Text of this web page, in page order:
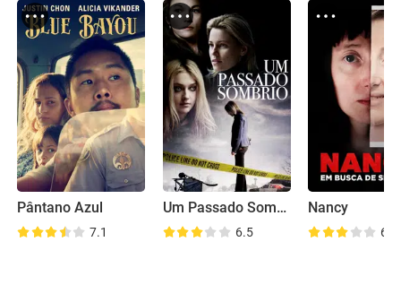
Pântano Azul
7.1
Um Passado Sombrio
6.5
Nancy
6.2